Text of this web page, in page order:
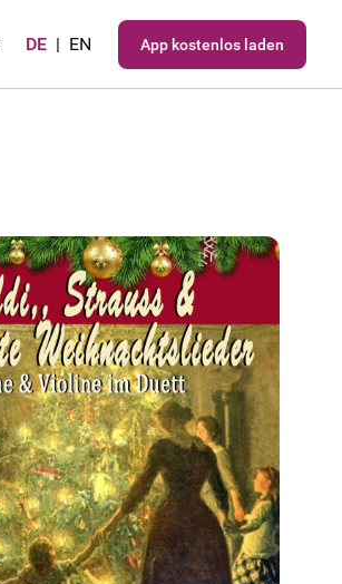
DE | EN App kostenlos laden